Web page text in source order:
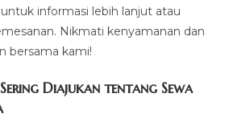
informasi lebih lanjut atau
Nikmati kenyamanan dan
bersama kami!
Diajukan tentang Sewa